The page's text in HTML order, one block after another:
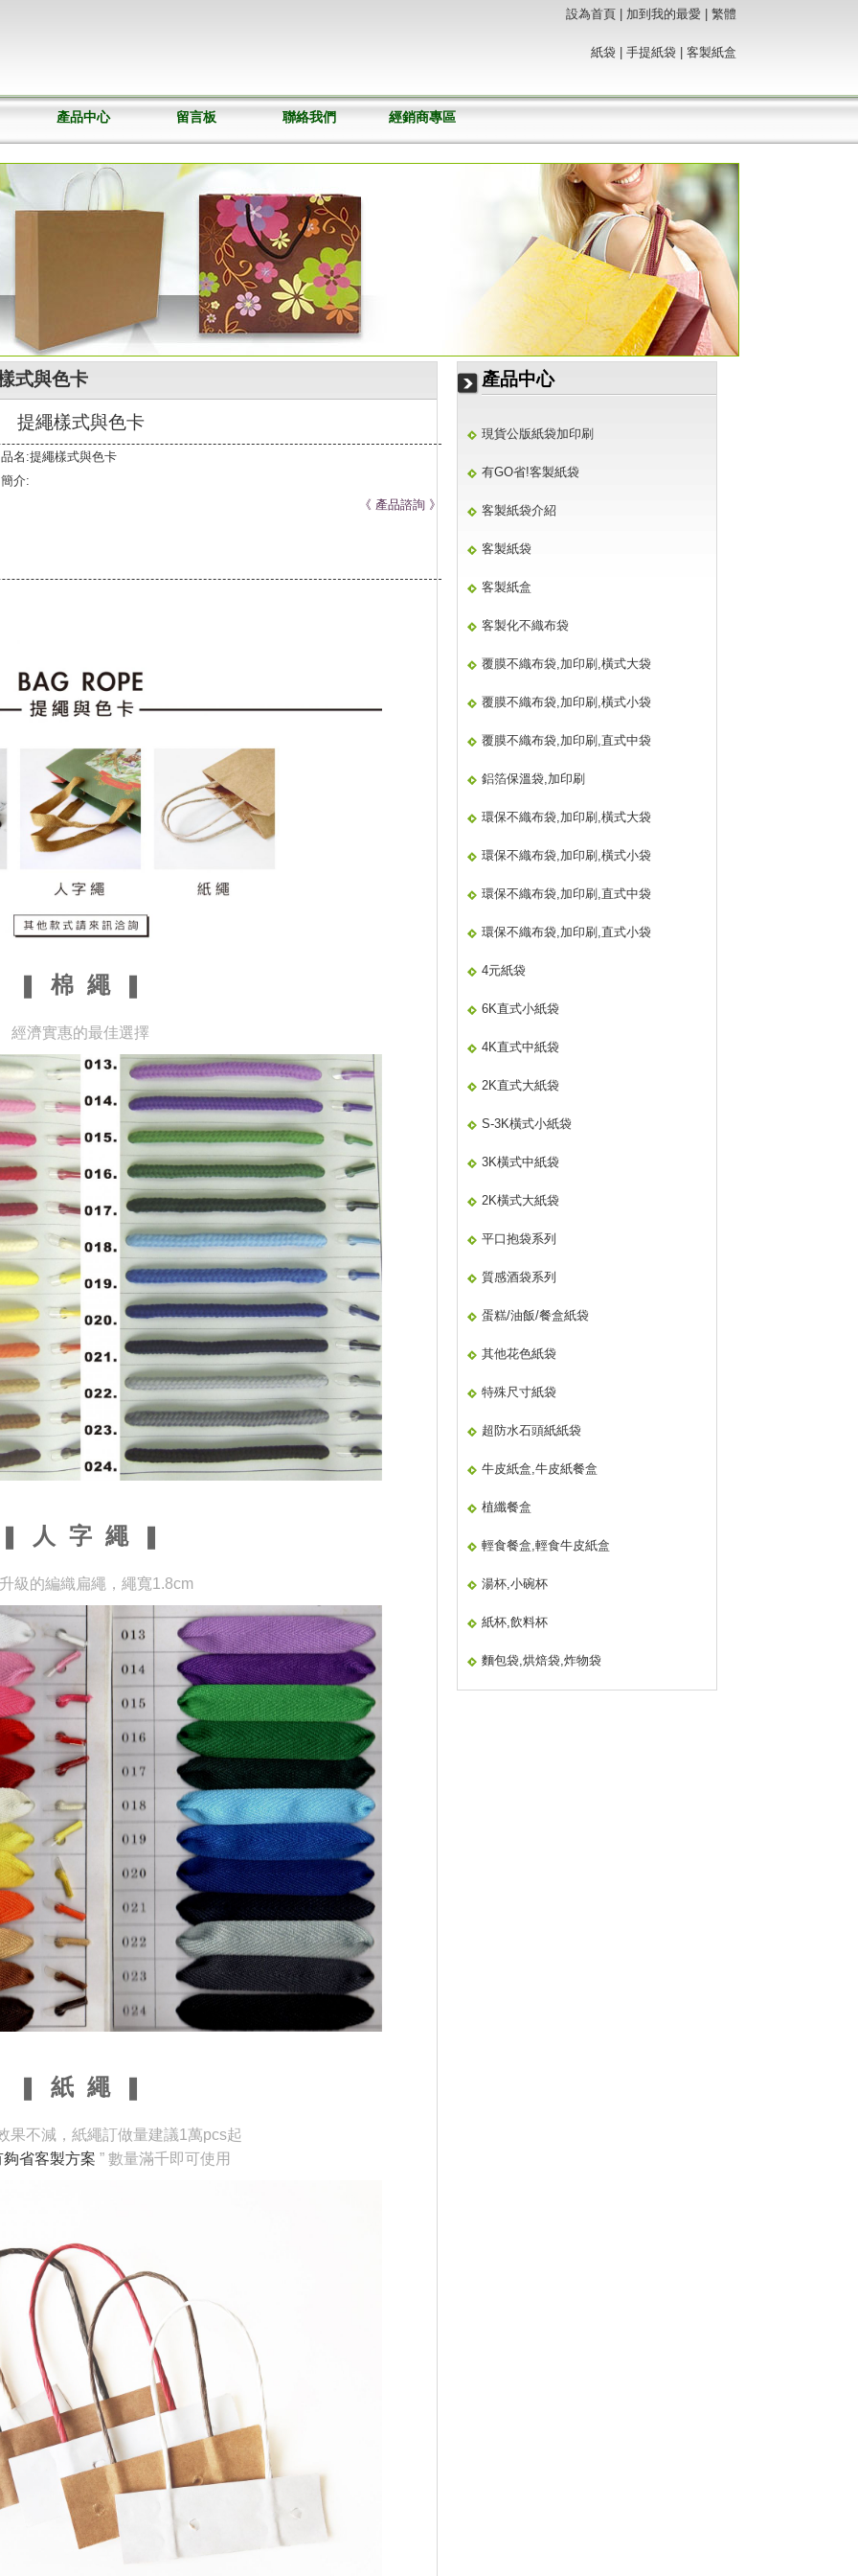
設為首頁 加到我的最愛 繁體
紙袋 手提紙袋 | 客製紙盒
產品中心 留言板 聯絡我們 經銷商專區
式與色卡
提繩樣式與色卡
品名:提繩樣式與色卡
簡介:
《 產品諮詢 》
棉 繩
經濟實惠的最佳選擇
人 字 繩
級的編織扁繩，繩寬1.8cm
紙 繩
果不減，紙繩訂做量建議1萬pcs起
夠省客製方案 ” 數量滿千即可使用
產品中心
現貨公版紙袋加印刷
有GO省!客製紙袋
客製紙袋介紹
客製紙袋
客製紙盒
客製化不織布袋
覆膜不織布袋,加印刷,橫式大袋
覆膜不織布袋,加印刷,橫式小袋
覆膜不織布袋,加印刷,直式中袋
鋁箔保溫袋,加印刷
環保不織布袋,加印刷,橫式大袋
環保不織布袋,加印刷,橫式小袋
環保不織布袋,加印刷,直式中袋
環保不織布袋,加印刷,直式小袋
4元紙袋
6K直式小紙袋
4K直式中紙袋
2K直式大紙袋
S-3K橫式小紙袋
3K橫式中紙袋
2K橫式大紙袋
平口抱袋系列
質感酒袋系列
蛋糕/油飯/餐盒紙袋
其他花色紙袋
特殊尺寸紙袋
超防水石頭紙紙袋
牛皮紙盒,牛皮紙餐盒
植纖餐盒
輕食餐盒,輕食牛皮紙盒
湯杯,小碗杯
紙杯,飲料杯
麵包袋,烘焙袋,炸物袋